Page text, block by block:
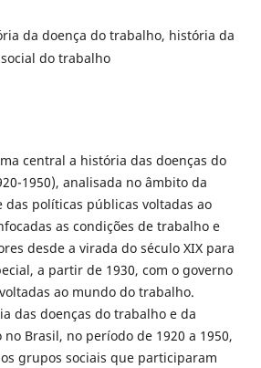
da doença do trabalho, história da
do trabalho
central a história das doenças do
1950), analisada no âmbito da
políticas públicas voltadas ao
as condições de trabalho e
desde a virada do século XIX para
a partir de 1930, com o governo
ao mundo do trabalho.
das doenças do trabalho e da
Brasil, no período de 1920 a 1950,
grupos sociais que participaram